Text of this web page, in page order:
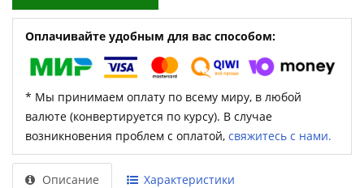
Оплачивайте удобным для вас способом:
* Мы принимаем оплату по всему миру, в любой
валюте (конвертируется по курсу). В случае
возникновения проблем с оплатой, свяжитесь с нами.
Описание Характеристики